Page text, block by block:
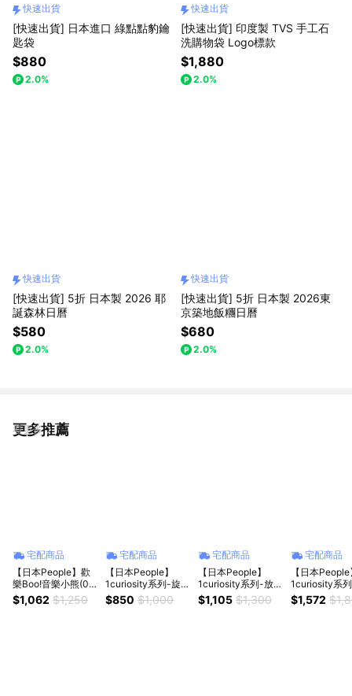
快速出貨
[快速出貨] 日本進口 綠點點豹鑰
匙袋
$880
2.0%
快速出貨
[快速出貨] 印度製 TVS 手工石
洗購物袋 Logo標款
$1,880
2.0%
快速出貨
[快速出貨] 5折 日本製 2026 耶
誕森林日曆
$580
2.0%
快速出貨
[快速出貨] 5折 日本製 2026東
京築地飯糰日曆
$680
2.0%
更多推薦
看更多
宅配商品
【日本People】歡
樂Boo!音樂小熊(0個
月起)｜寶寶玩具、
彌月禮｜Weicker唯
$1,062 $1,250
宅配商品
【日本People】
1curiosity系列-旋轉
滾球益智玩具(1歲以
上)｜寶寶玩具、周
$850 $1,000
宅配商品
【日本People】
1curiosity系列-放進
拿出益智玩具(1歲以
上)｜寶寶玩具、周
$1,105 $1,300
宅配商品
【日本
1curiosity系
形狀益智玩具
上)｜寶寶玩
$1,572